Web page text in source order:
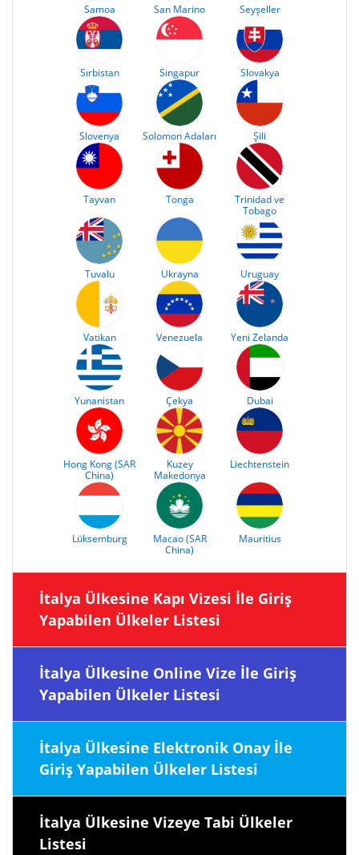
Samoa San Marino Seyşeller
Sırbistan Singapur Slovakya
Slovenya Solomon Adaları Şili
Tayvan Tonga
Trinidad ve
Tobago
Tuvalu Ukrayna Uruguay
Vatikan Venezuela Yeni Zelanda
Yunanistan Çekya Dubai
Hong Kong (SAR
China)
Kuzey
Makedonya
Liechtenstein
Lüksemburg
Macao (SAR
China)
Mauritius
İtalya Ülkesine Kapı Vizesi İle Giriş
Yapabilen Ülkeler Listesi
İtalya Ülkesine Online Vize İle Giriş
Yapabilen Ülkeler Listesi
İtalya Ülkesine Elektronik Onay İle
Giriş Yapabilen Ülkeler Listesi
İtalya Ülkesine Vizeye Tabi Ülkeler
Listesi